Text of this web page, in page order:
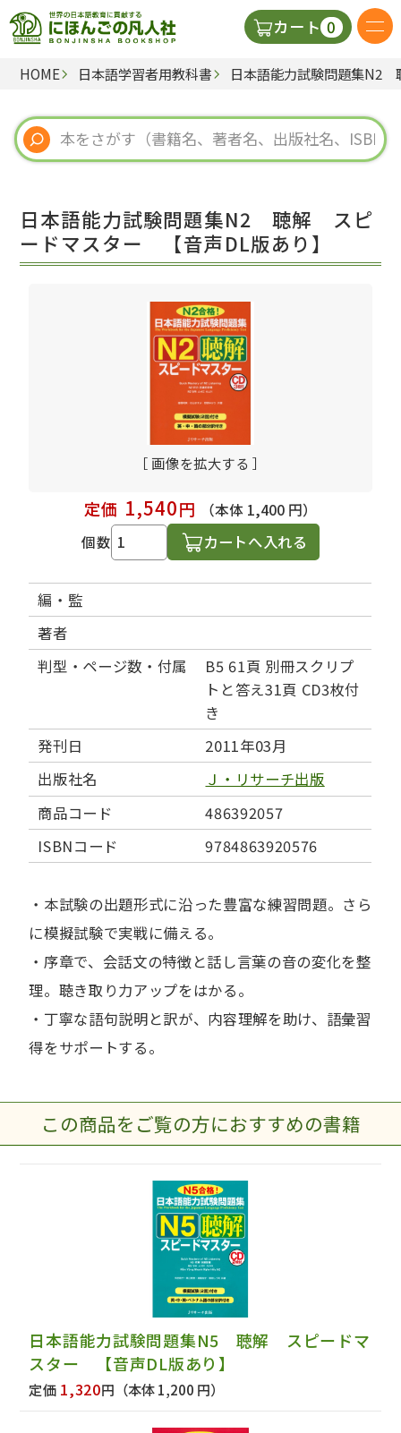
カート 0
日本語の教科書
視聴覚・補助教材
教師用参考書
HOME 日本語学習者用教科書 日本語能力試験問題集N2
日本語能力試験問題集N2 聴解 スピ
ードマスター 【音声DL版あり】
［ 画像を拡大する ］
定価 1,540円
（本体 1,400 円）
個数
カートへ入れる
編・監
著者
判型・ページ数・付属
B5 61頁 別冊スクリプ
トと答え31頁 CD3枚付
き
発刊日
2011年03月
出版社名
Ｊ・リサーチ出版
商品コード
486392057
ISBNコード
9784863920576
・本試験の出題形式に沿った豊富な練習問題。さら
に模擬試験で実戦に備える。
・序章で、会話文の特徴と話し言葉の音の変化を整
理。聴き取り力アップをはかる。
・丁寧な語句説明と訳が、内容理解を助け、語彙習
得をサポートする。
この商品をご覧の方におすすめの書籍
日本語能力試験問題集N5 聴解 スピードマ
スター 【音声DL版あり】
定価 1,320円 （本体 1,200 円）